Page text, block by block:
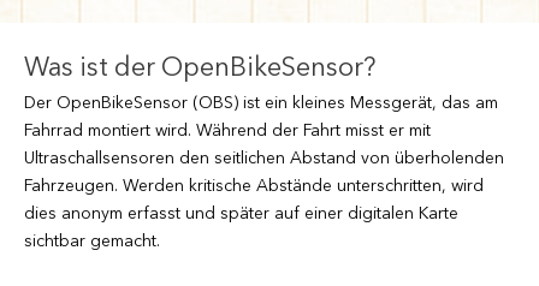
Was ist der OpenBikeSensor?
Der OpenBikeSensor (OBS) ist ein kleines Messgerät, das am
Fahrrad montiert wird. Während der Fahrt misst er mit
Ultraschallsensoren den seitlichen Abstand von überholenden
Fahrzeugen. Werden kritische Abstände unterschritten, wird
dies anonym erfasst und später auf einer digitalen Karte
sichtbar gemacht.